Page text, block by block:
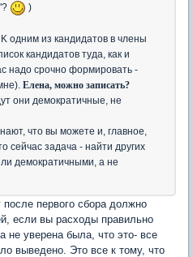
)
одним из кандидатов в члены
кандидатов туда, как и
надо срочно формировать -
Елена, можно записать?
они демократичные, не
что вы можете и, главное,
сейчас задача - найти других
демократичными, а не
первого сбора должно
если вы расходы правильно
уверена была, что это- все
выведено. Это все к тому, что